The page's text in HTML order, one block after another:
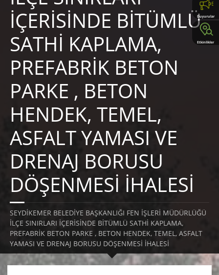
Duyurular
Etkinlikler
İÇERİSİNDE BİTÜMLÜ
SATHİ KAPLAMA,
PREFABRİK BETON
PARKE , BETON
HENDEK, TEMEL,
ASFALT YAMASI VE
DRENAJ BORUSU
DÖŞENMESİ İHALESİ
SEYDİKEMER BELEDİYE BAŞKANLIĞI FEN İŞLERİ MÜDÜRLÜĞÜ
İLÇE SINIRLARI İÇERİSİNDE BİTÜMLÜ SATHİ KAPLAMA,
PREFABRİK BETON PARKE , BETON HENDEK, TEMEL, ASFALT
YAMASI VE DRENAJ BORUSU DÖŞENMESİ İHALESİ